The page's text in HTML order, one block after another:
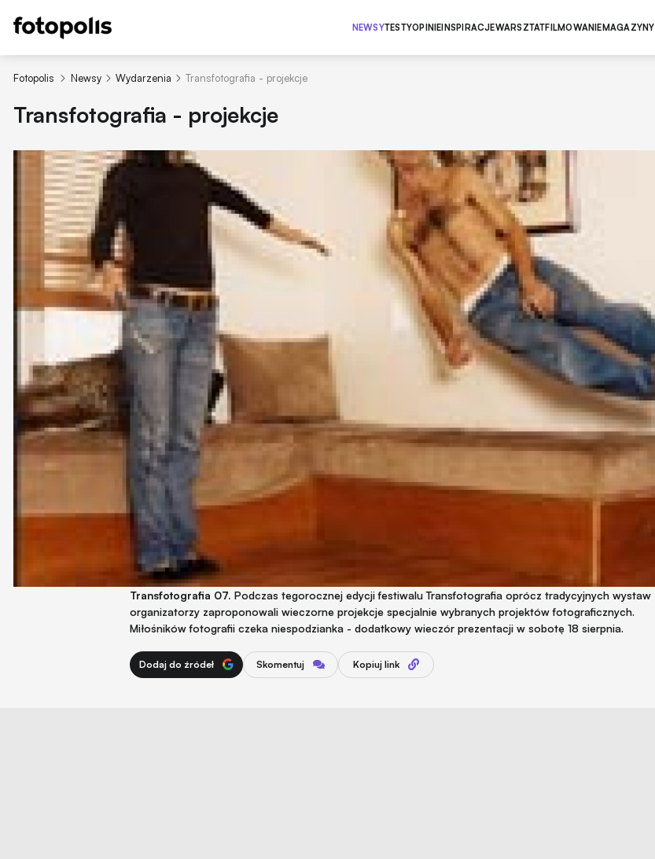
NEWSYTESTYOPINIEINSPIRACJEWARSZTATFILMOWANIEMAGAZYNY
Fotopolis Newsy Wydarzenia Transfotografia - projekcje
Transfotografia - projekcje
Transfotografia 07. Podczas tegorocznej edycji festiwalu Transfotografia oprócz tradycyjnych wystaw
organizatorzy zaproponowali wieczorne projekcje specjalnie wybranych projektów fotograficznych.
Miłośników fotografii czeka niespodzianka - dodatkowy wieczór prezentacji w sobotę 18 sierpnia.
Dodaj do źródeł Skomentuj Kopiuj link